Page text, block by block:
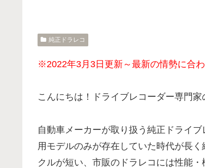
純正ドラレコ
※2022年3月3日更新～最新の情勢に合わ
こんにちは！ドライブレコーダー専門家
自動車メーカーが取り扱う純正ドライ
用モデルのみが存在していた時代が長
クルが短い、市販のドラレコには性能